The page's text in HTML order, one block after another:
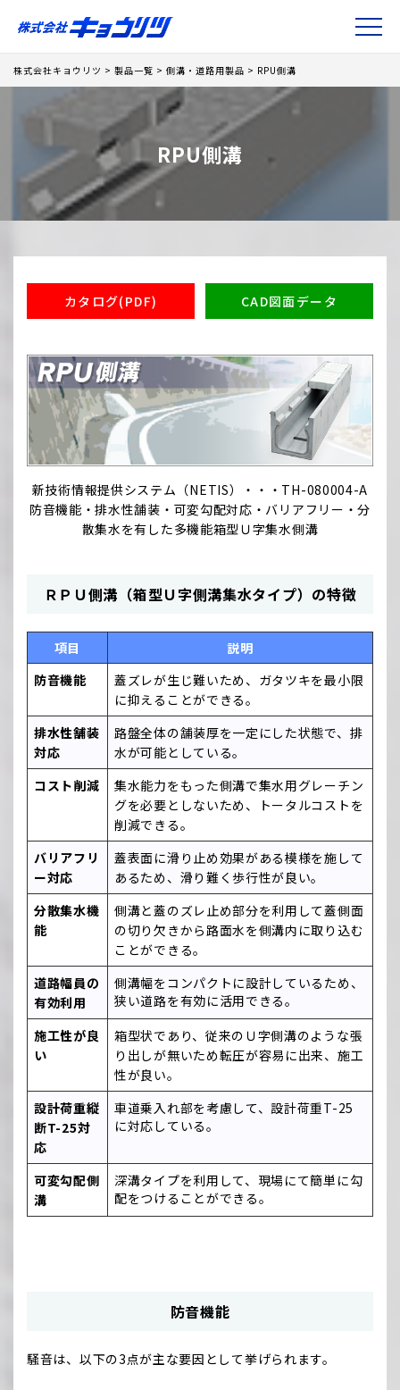
株式会社キョウリツ > 製品一覧 > 側溝・道路用製品 > RPU側溝
RPU側溝
カタログ(PDF) CAD図面データ
新技術情報提供システム（NETIS）・・・TH-080004-A
防音機能・排水性舗装・可変勾配対応・バリアフリー・分
散集水を有した多機能箱型Ｕ字集水側溝
ＲＰＵ側溝（箱型Ｕ字側溝集水タイプ）の特徴
項目
説明
防音機能
蓋ズレが生じ難いため、ガタツキを最小限
に抑えることができる。
排水性舗装
対応
路盤全体の舗装厚を一定にした状態で、排
水が可能としている。
コスト削減
集水能力をもった側溝で集水用グレーチン
グを必要としないため、トータルコストを
削減できる。
バリアフリ
ー対応
蓋表面に滑り止め効果がある模様を施して
あるため、滑り難く歩行性が良い。
分散集水機
能
側溝と蓋のズレ止め部分を利用して蓋側面
の切り欠きから路面水を側溝内に取り込む
ことができる。
道路幅員の
有効利用
側溝幅をコンパクトに設計しているため、
狭い道路を有効に活用できる。
施工性が良
い
箱型状であり、従来のＵ字側溝のような張
り出しが無いため転圧が容易に出来、施工
性が良い。
設計荷重縦
断T-25対
応
車道乗入れ部を考慮して、設計荷重T-25
に対応している。
可変勾配側
溝
深溝タイプを利用して、現場にて簡単に勾
配をつけることができる。
防音機能
騒音は、以下の3点が主な要因として挙げられます。